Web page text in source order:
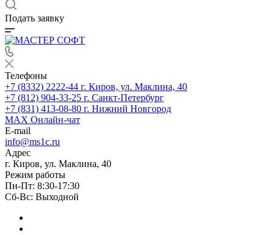
Подать заявку
Телефоны
+7 (8332) 2222-44 г. Киров, ул. Маклина, 40
+7 (812) 904-33-25 г. Санкт-Петербург
+7 (831) 413-08-80 г. Нижний Новгород
MAX Онлайн-чат
E-mail
info@ms1c.ru
Адрес
г. Киров, ул. Маклина, 40
Режим работы
Пн-Пт: 8:30-17:30
Cб-Вс: Выходной